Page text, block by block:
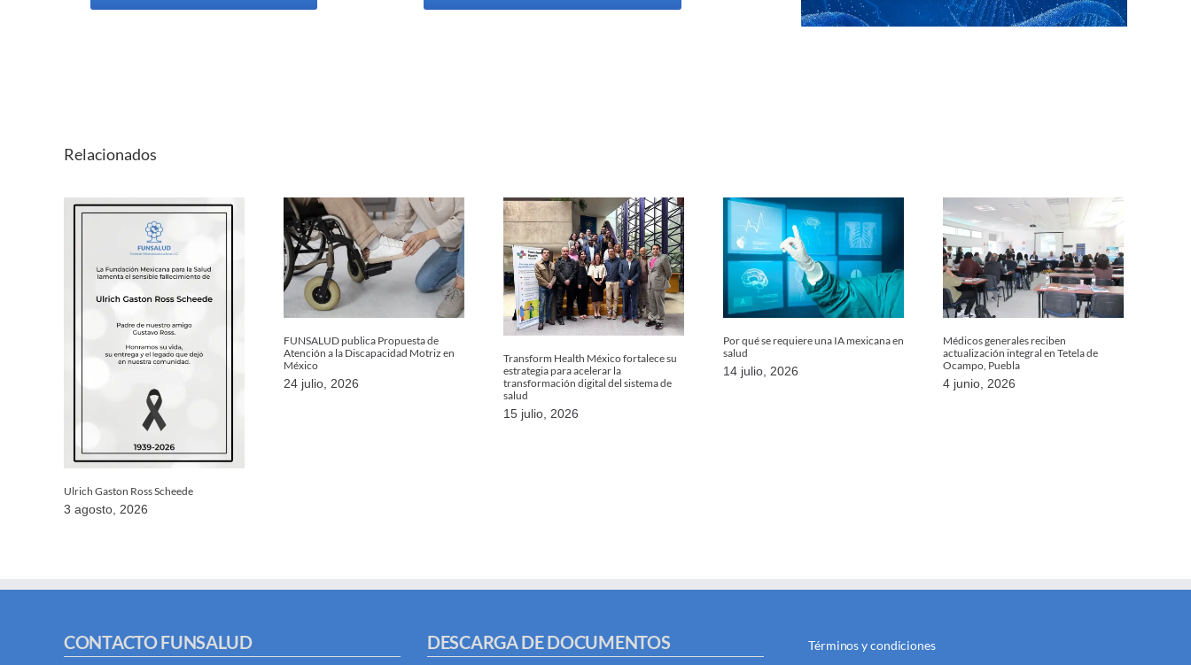
Relacionados
Ulrich Gaston Ross Scheede
3 agosto, 2026
FUNSALUD publica Propuesta de
Atención a la Discapacidad Motriz en
México
24 julio, 2026
Transform Health México fortalece su
estrategia para acelerar la
transformación digital del sistema de
salud
15 julio, 2026
Por qué se requiere una IA mexicana en
salud
14 julio, 2026
Médicos generales reciben
actualización integral en Tetela de
Ocampo, Puebla
4 junio, 2026
CONTACTO FUNSALUD DESCARGA DE DOCUMENTOS Términos y condiciones